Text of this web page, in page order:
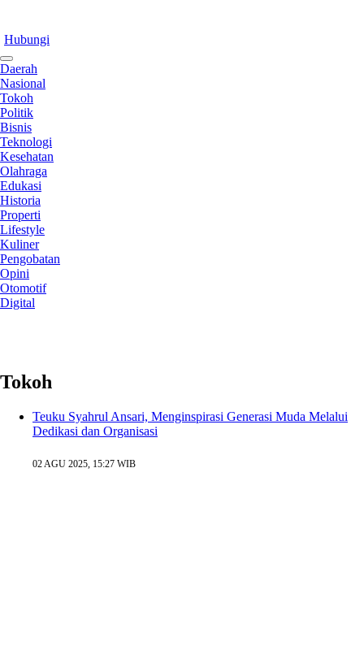
Hubungi
Daerah
Nasional
Tokoh
Politik
Bisnis
Teknologi
Kesehatan
Olahraga
Edukasi
Historia
Properti
Lifestyle
Kuliner
Pengobatan
Opini
Otomotif
Digital
Tokoh
Teuku Syahrul Ansari, Menginspirasi Generasi Muda Melalui
Dedikasi dan Organisasi
02 AGU 2025, 15:27 WIB